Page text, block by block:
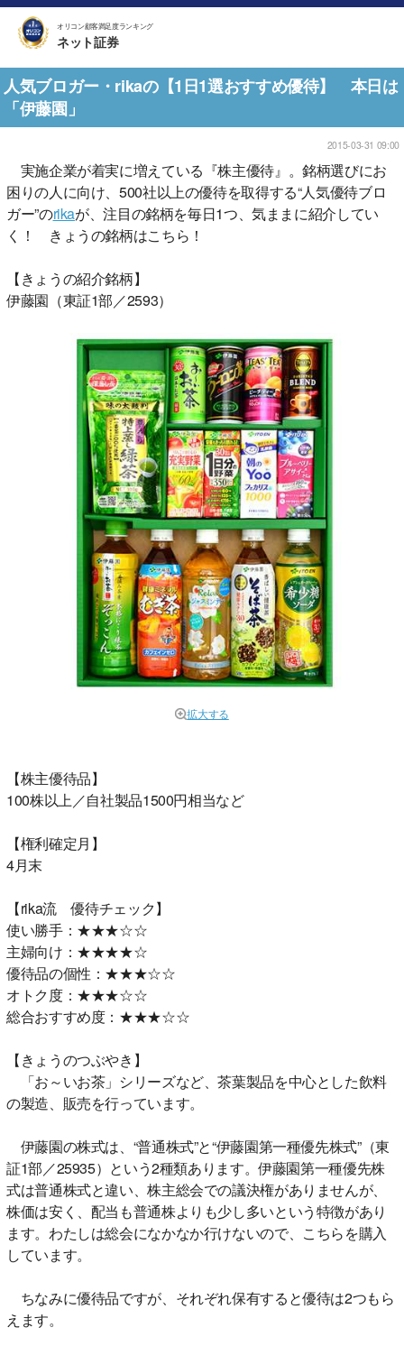
オリコン顧客満足度ランキング
ネット証券
人気ブロガー・rikaの【1日1選おすすめ優待】 本日は
「伊藤園」
2015-03-31 09:00
実施企業が着実に増えている『株主優待』。銘柄選びにお
困りの人に向け、500社以上の優待を取得する“人気優待ブロ
ガー”のrikaが、注目の銘柄を毎日1つ、気ままに紹介してい
く！ きょうの銘柄はこちら！
【きょうの紹介銘柄】
伊藤園（東証1部／2593）
拡大する
【株主優待品】
100株以上／自社製品1500円相当など
【権利確定月】
4月末
【rika流 優待チェック】
使い勝手：★★★☆☆
主婦向け：★★★★☆
優待品の個性：★★★☆☆
オトク度：★★★☆☆
総合おすすめ度：★★★☆☆
【きょうのつぶやき】
「お～いお茶」シリーズなど、茶葉製品を中心とした飲料
の製造、販売を行っています。
伊藤園の株式は、“普通株式”と“伊藤園第一種優先株式”（東
証1部／25935）という2種類あります。伊藤園第一種優先株
式は普通株式と違い、株主総会での議決権がありませんが、
株価は安く、配当も普通株よりも少し多いという特徴があり
ます。わたしは総会になかなか行けないので、こちらを購入
しています。
ちなみに優待品ですが、それぞれ保有すると優待は2つもら
えます。